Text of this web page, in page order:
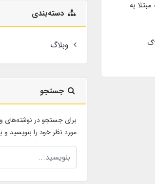
به
دسته‌بندی
وبلاگ
جستجو
برای جستجو در نوشته‌های
مورد نظر خود را بنویسید و